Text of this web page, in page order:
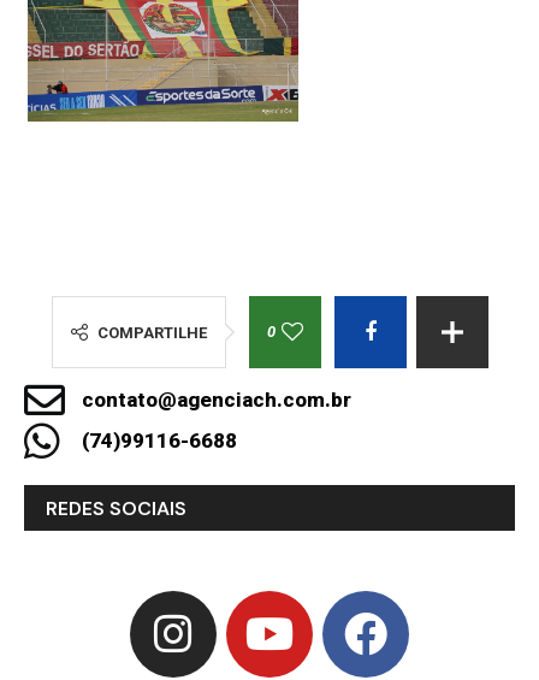
COMPARTILHE 0
contato@agenciach.com.br
(74)99116-6688
REDES SOCIAIS